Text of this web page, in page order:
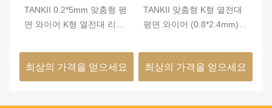
TANKII 0.2*5mm 맞춤형 평
면 와이어 K형 열전대 리본
최상의 가격을 얻으세요
TANKII 맞춤형 K형 열전대
평면 와이어 (0.8*2.4mm)
최상의 가격을 얻으세요